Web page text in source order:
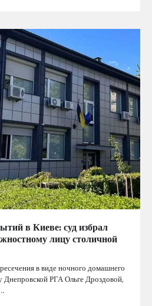
в Киеве: суд избрал
лицу столичной
в виде ночного домашнего
Днепровской РГА Ольге Дроздовой,